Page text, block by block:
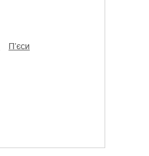
п’єси